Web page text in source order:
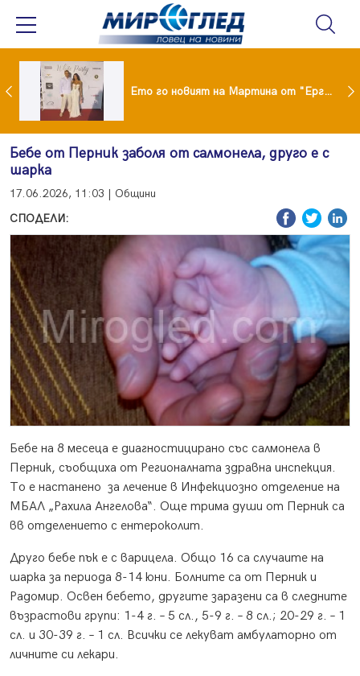
И Ники Кънчев се разведе тайно като Геро Ето го новият на Мартина от "Ергенът"
Бебе от Перник заболя от салмонела, друго е с
шарка
17.06.2026, 11:03 | Общини
СПОДЕЛИ:
Бебе на 8 месеца е диагностицирано със салмонела в
Перник, съобщиха от Регионалната здравна инспекция.
То е настанено за лечение в Инфекциозно отделение на
МБАЛ „Рахила Ангелова“. Още трима души от Перник са
вв отделението с ентероколит.
Друго бебе пък е с варицела. Общо 16 са случаите на
шарка за периода 8-14 юни. Болните са от Перник и
Радомир. Освен бебето, другите заразени са в следните
възрастови групи: 1-4 г. – 5 сл., 5-9 г. – 8 сл.; 20-29 г. – 1
сл. и 30-39 г. – 1 сл. Всички се лекуват амбулаторно от
личните си лекари.